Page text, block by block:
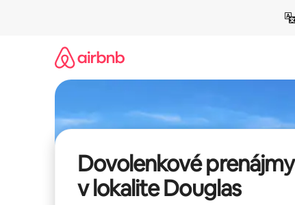
Dovolenkové prenájmy
v lokalite Douglas